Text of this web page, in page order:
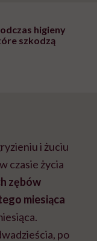
higieny
szkodzą
i żuciu
czasie życia
zębów
miesiąca
po